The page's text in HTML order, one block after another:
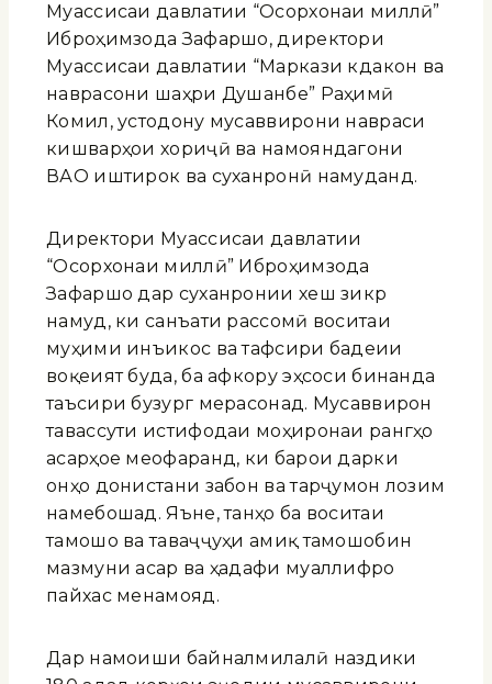
Муассисаи давлатии “Осорхонаи миллӣ”
Иброҳимзода Зафаршо, директори
Муассисаи давлатии “Маркази кӯдакон ва
наврасони шаҳри Душанбе” Раҳимӣ
Комил, устодону мусаввирони навраси
кишварҳои хориҷӣ ва намояндагони
ВАО иштирок ва суханронӣ намуданд.
Директори Муассисаи давлатии
“Осорхонаи миллӣ” Иброҳимзода
Зафаршо дар суханронии хеш зикр
намуд, ки санъати рассомӣ воситаи
муҳими инъикос ва тафсири бадеии
воқеият буда, ба афкору эҳсоси бинанда
таъсири бузург мерасонад. Мусаввирон
тавассути истифодаи моҳиронаи рангҳо
асарҳое меофаранд, ки барои дарки
онҳо донистани забон ва тарҷумон лозим
намебошад. Яъне, танҳо ба воситаи
тамошо ва таваҷҷуҳи амиқ тамошобин
мазмуни асар ва ҳадафи муаллифро
пайхас менамояд.
Дар намоиши байналмилалӣ наздики